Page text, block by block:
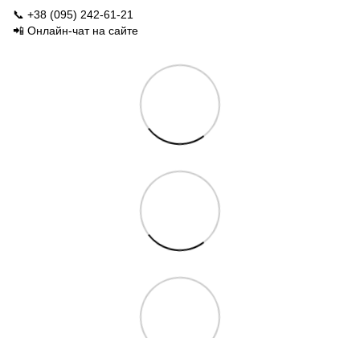
📞 +38 (095) 242-61-21
📲 Онлайн-чат на сайте